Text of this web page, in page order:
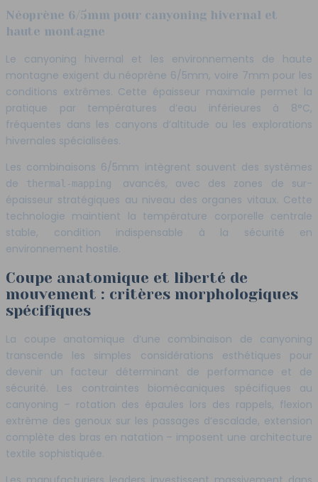
Néoprène 6/5mm pour canyoning hivernal et
haute montagne
Le canyoning hivernal et les environnements de haute
montagne exigent du néoprène 6/5mm, voire 7mm pour les
conditions extrêmes. Cette épaisseur maximale permet la
pratique par températures d’eau inférieures à 8°C,
fréquentes dans les canyons d’altitude ou les explorations
hivernales spécialisées.
Les combinaisons 6/5mm intègrent souvent des systèmes
de
thermal-mapping avancés, avec des zones de sur-
épaisseur stratégiques au niveau des organes vitaux. Cette
technologie maintient la température corporelle centrale
stable, condition indispensable à la sécurité en
environnement hostile.
Coupe anatomique et liberté de
mouvement : critères morphologiques
spécifiques
La coupe anatomique d’une combinaison de canyoning
transcende les simples considérations esthétiques pour
devenir un facteur déterminant de performance et de
sécurité. Les contraintes biomécaniques spécifiques au
canyoning – rotation des épaules lors des rappels, flexion
extrême des genoux sur les passages d’escalade, extension
complète des bras en natation – imposent une architecture
textile sophistiquée.